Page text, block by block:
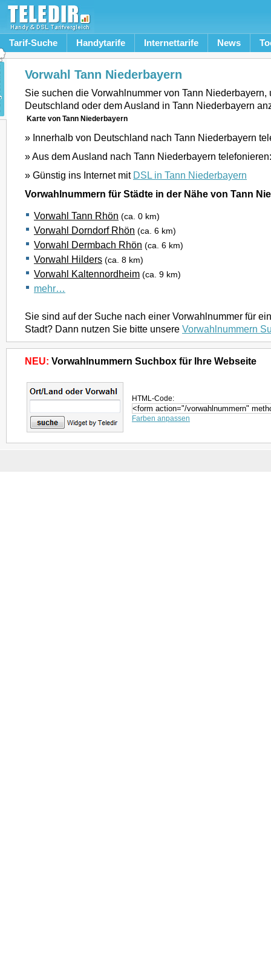
Tarif-Suche Handytarife Internettarife News
Vorwahl Tann Niederbayern
Sie suchen die Vorwahlnummer von Tann Niederbayern,
Deutschland oder dem Ausland in Tann Niederbayern
Karte von Tann Niederbayern
» Innerhalb von Deutschland nach Tann Niederbayern
» Aus dem Ausland nach Tann Niederbayern
» Günstig ins Internet mit DSL in Tann Niederbayern
Vorwahlnummern für Städte in der Nähe von Tann
Vorwahl Tann Rhön (ca. 0 km)
Vorwahl Dorndorf Rhön (ca. 6 km)
Vorwahl Dermbach Rhön (ca. 6 km)
Vorwahl Hilders (ca. 8 km)
Vorwahl Kaltennordheim (ca. 9 km)
mehr…
Sie sind auf der Suche nach einer Vorwahlnummer für
Stadt? Dann nutzen Sie bitte unsere Vorwahlnummern
NEU: Vorwahlnummern Suchbox für Ihre Webseite
HTML-Code:
Farben anpassen